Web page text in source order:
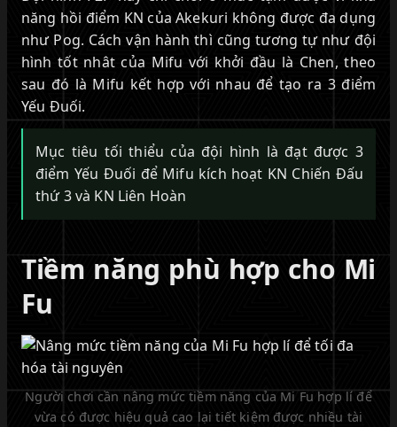
năng hồi điểm KN của Akekuri không được đa dụng
như Pog. Cách vận hành thì cũng tương tự như đội
hình tốt nhât của Mifu với khởi đầu là Chen, theo
sau đó là Mifu kết hợp với nhau để tạo ra 3 điểm
Yếu Đuối.
Mục tiêu tối thiểu của đội hình là đạt được 3
điểm Yếu Đuối để Mifu kích hoạt KN Chiến Đấu
thứ 3 và KN Liên Hoàn
Tiềm năng phù hợp cho Mi
Fu
Người chơi cần nâng mức tiềm năng của Mi Fu hợp lí để
vừa có được hiệu quả cao lại tiết kiệm được nhiều tài